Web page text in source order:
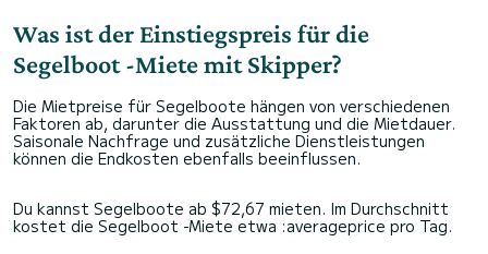
Was ist der Einstiegspreis für die
Segelboot -Miete mit Skipper?
Die Mietpreise für Segelboote hängen von verschiedenen
Faktoren ab, darunter die Ausstattung und die Mietdauer.
Saisonale Nachfrage und zusätzliche Dienstleistungen
können die Endkosten ebenfalls beeinflussen.
Du kannst Segelboote ab $72,67 mieten. Im Durchschnitt
kostet die Segelboot -Miete etwa :averageprice pro Tag.